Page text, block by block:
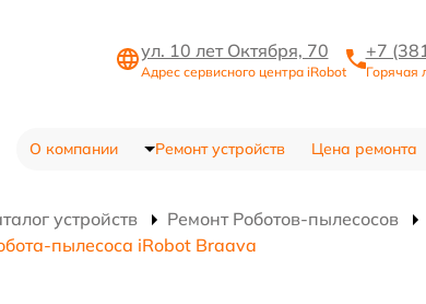
ул. 10 лет Октября, 70
Адрес сервисного центра iRobot
+7
Горячая
О компании Ремонт устройств Цена ремонта
устройств Ремонт Роботов-пылесосов
пылесоса iRobot Braava